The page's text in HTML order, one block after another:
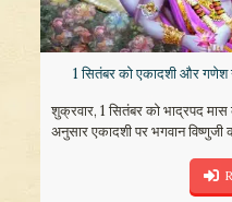
1 सितंबर को एकादशी और
शुक्रवार, 1 सितंबर को भाद्रपद
अनुसार एकादशी पर भगवान विष्णुजी